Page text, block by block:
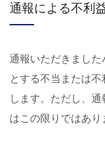
通報による不利
通報いただきまし
とする不当または
します。ただし、
はこの限りではあり